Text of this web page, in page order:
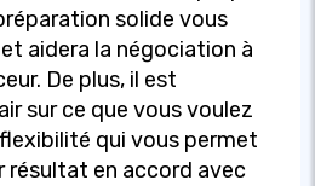
solide vous
aidera la négociation à
De plus, il est
sur ce que vous voulez
qui vous permet
résultat en accord avec